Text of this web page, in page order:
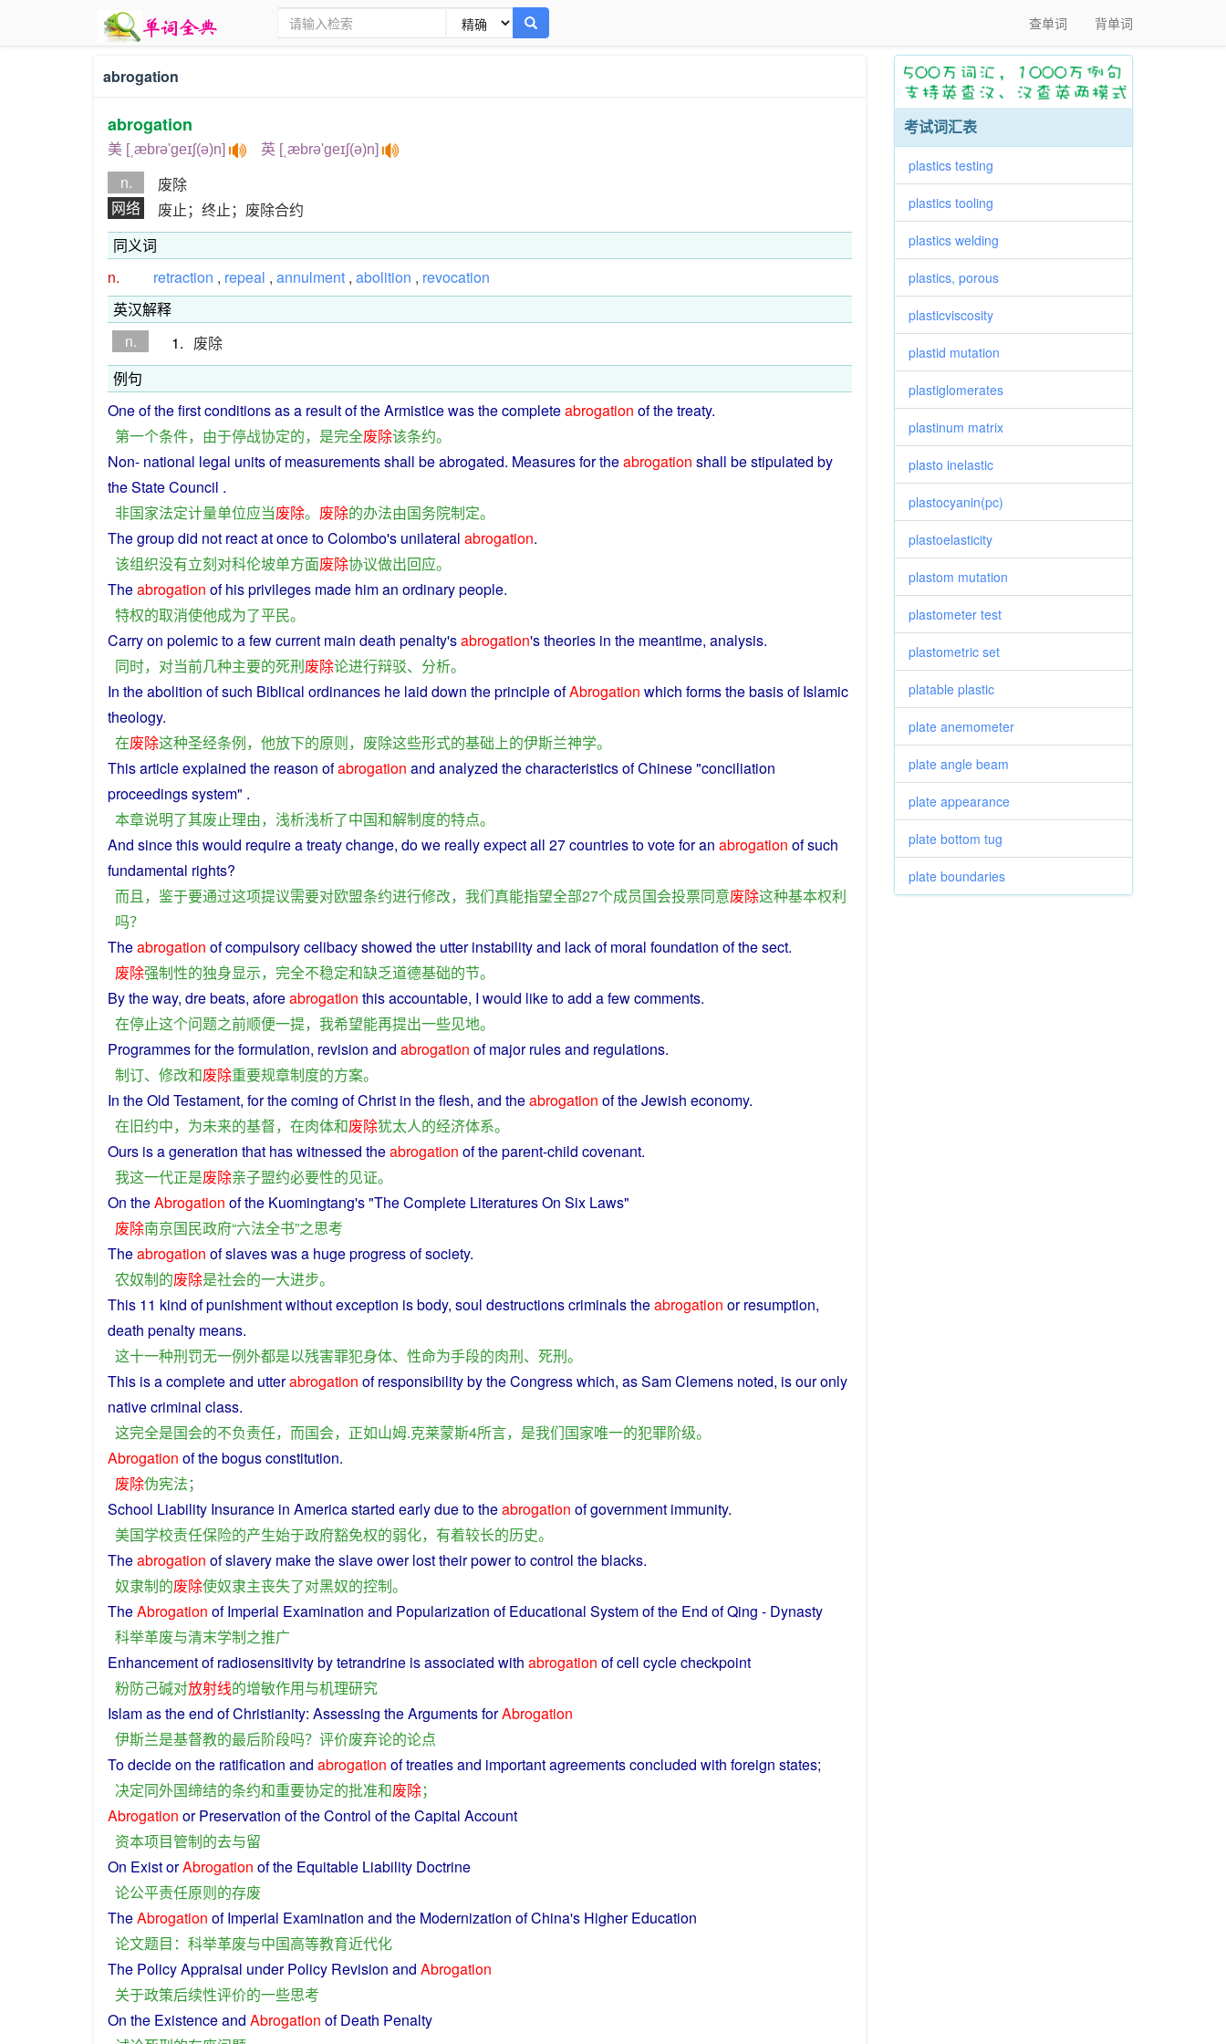
查单词 背单词
abrogation
abrogation
美 [ˌæbrə'ɡeɪʃ(ə)n] 英 [ˌæbrə'ɡeɪʃ(ə)n]
n.
废除
网络
废止；终止；废除合约
同义词
n.
retraction , repeal , annulment , abolition , revocation
英汉解释
n.
1. 废除
例句
Oneofthefirstconditionsasa resultof theArmisticewasthecompleteabrogation of thetreaty.
第一个条件， 由于停战协定的， 是完全废除该条约。
Non- national legal unitsofmeasurementsshall be abrogated. Measuresfor theabrogation shall be stipulated by
the State Council .
非国家法定计量单位应当废除。 废除的办法由国务院制定。
Thegroupdid not reactatoncetoColombo's unilateral abrogation.
该组织没有立刻对科伦坡单方面废除协议做出回应。
Theabrogation ofhisprivileges made himan ordinary people.
特权的取消使他成为了平民。
Carryon polemicto afewcurrent main death penalty'sabrogation's theories in the meantime, analysis.
同时， 对当前几种主要的死刑废除论进行辩驳、 分析。
In theabolition ofsuch Biblical ordinances he laid down theprincipleofAbrogation which formsthebasisofIslamic
theology.
在废除这种圣经条例， 他放下的原则， 废除这些形式的基础上的伊斯兰神学。
Thisarticleexplained the reason ofabrogation and analyzed thecharacteristicsofChinese"conciliation
proceedingssystem" .
本章说明了其废止理由， 浅析浅析了中国和解制度的特点。
And sincethiswould requireatreatychange, dowe reallyexpectall 27countriestovoteforan abrogation of such
fundamental rights?
而且， 鉴于要通过这项提议需要对欧盟条约进行修改， 我们真能指望全部27个成员国会投票同意废除这种基本权利
吗？
Theabrogation ofcompulsorycelibacyshowed the utter instabilityand lackofmoral foundation of the sect.
废除强制性的独身显示， 完全不稳定和缺乏道德基础的节。
Bythe way, drebeats, aforeabrogation thisaccountable, I would liketo add a fewcomments.
在停止这个问题之前顺便一提， 我希望能再提出一些见地。
Programmesfor theformulation, revision and abrogation of major rulesand regulations.
制订、 修改和废除重要规章制度的方案。
In the Old Testament, forthecoming ofChrist in theflesh, and theabrogation of theJewish economy.
在旧约中， 为未来的基督， 在肉体和废除犹太人的经济体系。
Ours isageneration that haswitnessed theabrogation oftheparent-child covenant.
我这一代正是废除亲子盟约必要性的见证。
On theAbrogation of the Kuomingtang's "The Complete Literatures On Six Laws"
废除南京国民政府“六法全书”之思考
Theabrogation ofslaveswasa hugeprogressofsociety.
农奴制的废除是社会的一大进步。
This 11 kind ofpunishmentwithoutexception isbody, soul destructionscriminalstheabrogation or resumption,
death penalty means.
这十一种刑罚无一例外都是以残害罪犯身体、 性命为手段的肉刑、 死刑。
This isacompleteand utterabrogation of responsibility by theCongresswhich, asSamClemens noted, isouronly
nativecriminal class.
这完全是国会的不负责任， 而国会， 正如山姆.克莱蒙斯4所言， 是我们国家唯一的犯罪阶级。
Abrogation of thebogusconstitution.
废除伪宪法；
School Liability Insurance in Americastarted earlydue to theabrogation ofgovernment immunity.
美国学校责任保险的产生始于政府豁免权的弱化， 有着较长的历史。
Theabrogation ofslavery maketheslaveowerlosttheir powertocontrol theblacks.
奴隶制的废除使奴隶主丧失了对黑奴的控制。
TheAbrogation of Imperial Examination and Popularization of Educational System of the End ofQing - Dynasty
科举革废与清末学制之推广
Enhancementof radiosensitivitybytetrandrine is associated with abrogation of cell cycle checkpoint
粉防己碱对放射线的增敏作用与机理研究
Islamastheend ofChristianity: Assessing theArgumentsforAbrogation
伊斯兰是基督教的最后阶段吗？ 评价废弃论的论点
Todecideon the ratification and abrogation oftreatiesand importantagreementsconcluded with foreign states;
决定同外国缔结的条约和重要协定的批准和废除；
Abrogation orPreservation oftheControl of theCapital Account
资本项目管制的去与留
On ExistorAbrogation ofthe Equitable Liability Doctrine
论公平责任原则的存废
TheAbrogation of Imperial Examination and the Modernization ofChina's Higher Education
论文题目 ： 科举革废与中国高等教育近代化
The PolicyAppraisal underPolicy Revision and Abrogation
关于政策后续性评价的一些思考
On the Existence and Abrogation ofDeath Penalty
考试词汇表
plastics testing
plastics tooling
plastics welding
plastics, porous
plasticviscosity
plastid mutation
plastiglomerates
plastinum matrix
plasto inelastic
plastocyanin(pc)
plastoelasticity
plastom mutation
plastometer test
plastometric set
platable plastic
plate anemometer
plate angle beam
plate appearance
plate bottom tug
plate boundaries